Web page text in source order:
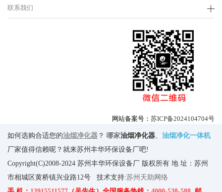
联系我们
网站备案号： 苏ICP备2024104704号
如何选购合适您的油烟净化器 ？ 哪家油烟净化器、 油烟净化一体机
厂家值得信赖呢？就来苏州丰华环保设备厂吧!
Copyright(C)2008-2024 苏州丰华环保设备厂 版权所有 地 址：苏州
市相城区黄桥镇兴业路12号 技术支持:苏州天助网络